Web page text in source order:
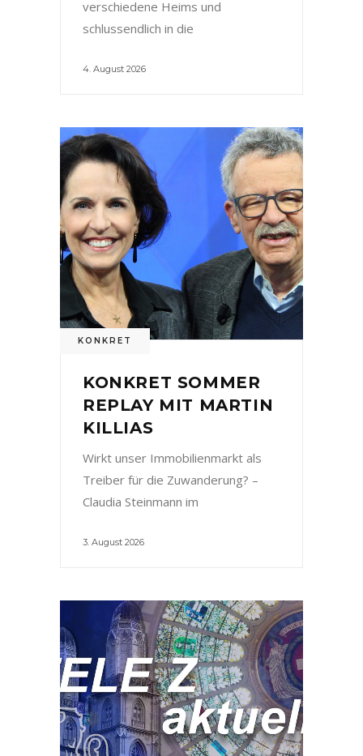
verschiedene Heims und
schlussendlich in die
4. August 2026
KONKRET
KONKRET SOMMER
REPLAY MIT MARTIN
KILLIAS
Wirkt unser Immobilienmarkt als
Treiber für die Zuwanderung? –
Claudia Steinmann im
3. August 2026